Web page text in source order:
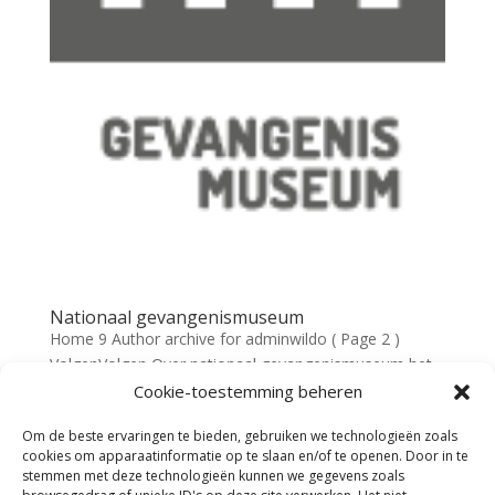
Cookie-toestemming beheren
Om de beste ervaringen te bieden, gebruiken we technologieën zoals
cookies om apparaatinformatie op te slaan en/of te openen. Door in te
stemmen met deze technologieën kunnen we gegevens zoals
Nationaal gevangenismuseum
Home 9 Author archive for adminwildo ( Page 2 )
VolgenVolgen Over nationaal gevangenismuseum het
gevangenismuseum vertelt verhalen over de gevolgen
over armoede, verpaupering, misdaad en straf.
Verhalen die je...